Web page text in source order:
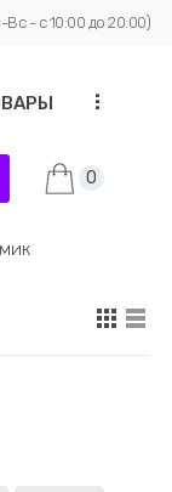
Вс - с 10:00 до 20:00)
...
0